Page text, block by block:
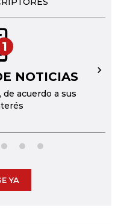
1
NOTICIAS
acuerdo a sus
→
YA